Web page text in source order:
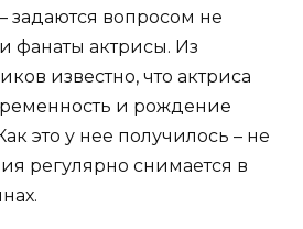
задаются вопросом не
фанаты актрисы. Из
известно, что актриса
и рождение
это у нее получилось – не
регулярно снимается в